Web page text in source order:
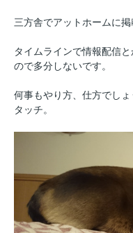
三方舎でアットホームに掲
タイムラインで情報配信
ので多分しないです。
何事もやり方、仕方でし
タッチ。